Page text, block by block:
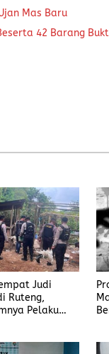
Mas Baru
42 Barang
Judi
Ruteng,
Pelaku